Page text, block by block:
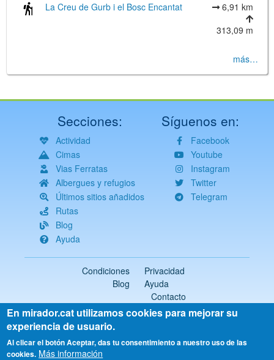
La Creu de Gurb i el Bosc Encantat
6,91 km
313,09 m
más…
Secciones:
Actividad
Cimas
Vias Ferratas
Albergues y refugios
Últimos sitios añadidos
Rutas
Blog
Ayuda
Síguenos en:
Facebook
Youtube
Instagram
Twitter
Telegram
Condiciones
Privacidad
Blog
Ayuda
Contacto
2018-2026 ©mirador.cat
Todos los derechos reservados
Select
En mirador.cat utilizamos cookies para mejorar su
experiencia de usuario.
Al clicar el botón Aceptar, das tu consentimiento a nuestro uso de las
cookies. Más información